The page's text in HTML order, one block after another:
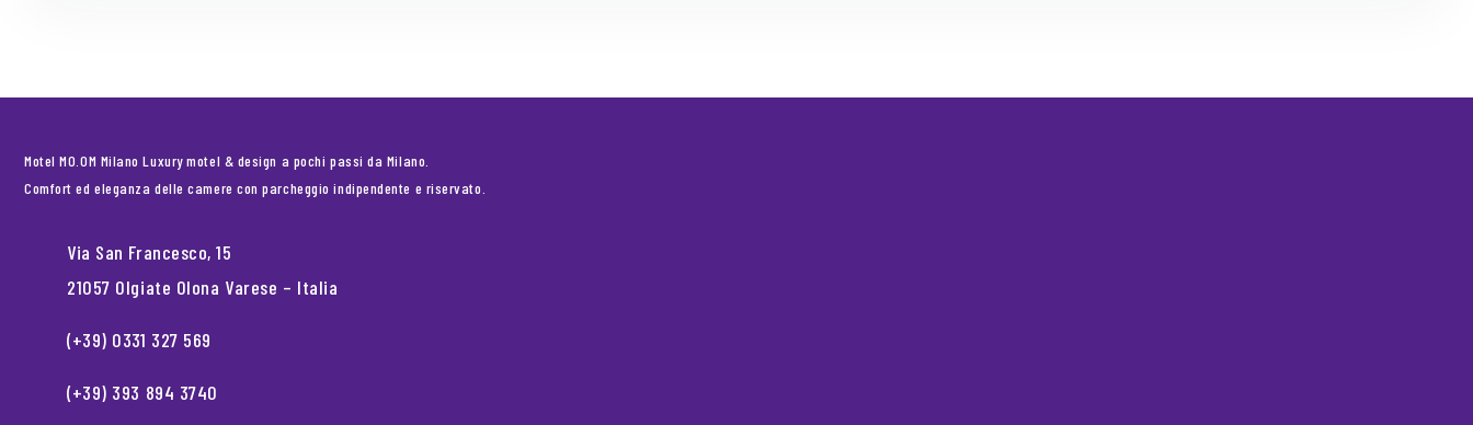
Motel MO.OM Milano Luxury motel & design a pochi passi da Milano.
Comfort ed eleganza delle camere con parcheggio indipendente e riservato.
Via San Francesco, 15
21057 Olgiate Olona Varese – Italia
(+39) 0331 327 569
(+39) 393 894 3740